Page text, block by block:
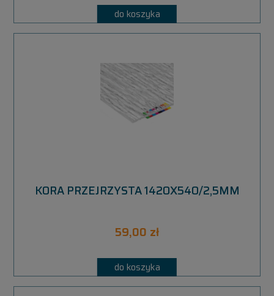
do koszyka
KORA PRZEJRZYSTA 1420X540/2,5MM
59,00 zł
do koszyka